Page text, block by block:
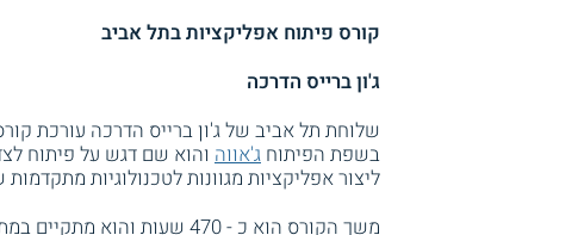
קורס פיתוח אפליקציות בתל אביב
ג'ון ברייס הדרכה
שלוחת תל אביב של ג'ון ברייס הדרכה עורכת
בשפת הפיתוח ג'אווה והוא שם דגש על פיתוח
ליצור אפליקציות מגוונות לטכנולוגיות